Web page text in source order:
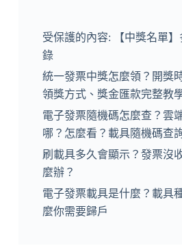
受保護的內容: 【中獎名單
錄
統一發票中獎怎麼領？開獎
領獎方式、獎金匯款完整教
電子發票隨機碼怎麼查？雲
哪？怎麼看？載具隨機碼查
刷載具多久會顯示？發票沒
麼辦？
電子發票載具是什麼？載具
麼你需要歸戶